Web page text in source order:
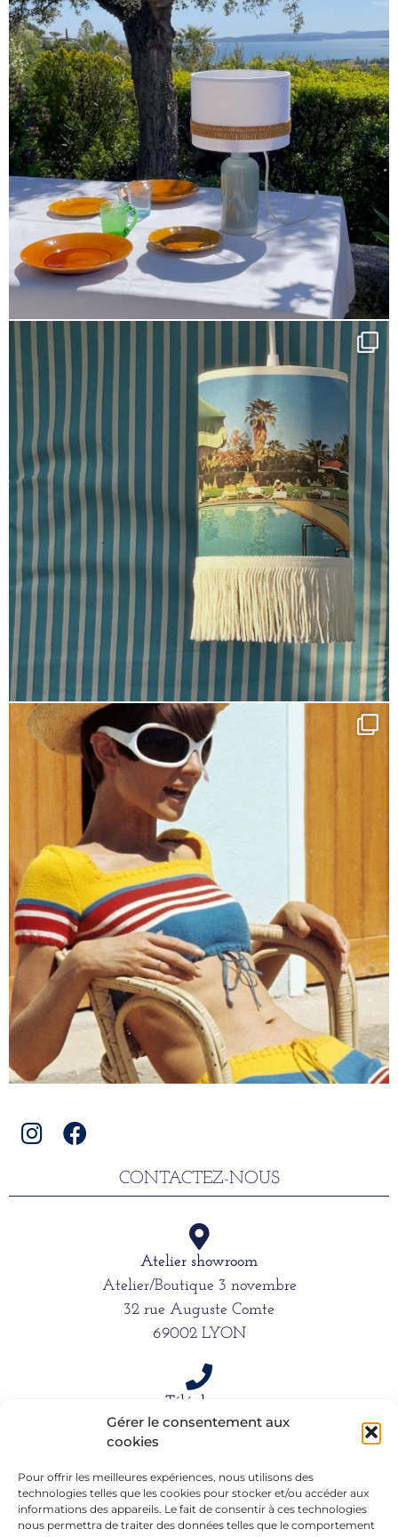
Gérer le consentement aux
cookies
Pour offrir les meilleures expériences, nous utilisons des
technologies telles que les cookies pour stocker et/ou accéder aux
informations des appareils. Le fait de consentir à ces technologies
nous permettra de traiter des données telles que le comportement
CONTACTEZ-NOUS
Atelier showroom
Atelier/Boutique 3 novembre
32 rue Auguste Comte
69002 LYON
Téléphone
06 15 61 39 66
Mail
alexandra.dargentre@sfr.fr